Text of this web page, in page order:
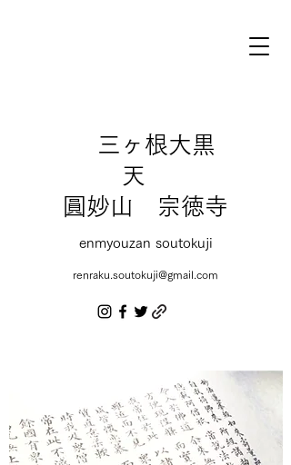
三ヶ根大黒
天
圓妙山 宗徳寺
enmyouzan soutokuji
renraku.soutokuji@gmail.com